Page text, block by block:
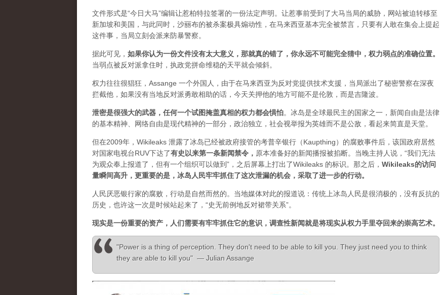
文件形式是“今日大马”编辑让惹柏特拉签署的一份法定声明。让惹事前受到了大马当局的威胁，网站被迫转移至
新加坡和美国，与此同时，沙丽布的被杀案极具煽动性，在马来西亚基本完全被禁言，只要有人敢在集会上提起
这件事，当局立刻会派来防暴警察。
据此可见， 如果你认为一份文件没有太大意义，那就真的错了，你永远不可能完全猜中，权力弱点的准确位置。
当弱点被反对派拿住时，执政党拼命维稳的天平就会倾斜。
权力往往很猖狂，Assange 一个外国人，由于在马来西亚为反对党提供技术支援，当局派出了秘密警察在深夜
拦截他，如果没有当地反对派勇敢相助的话，今天关押他的地方可能不是伦敦，而是吉隆波。
泄密是很强大的武器，任何一个试图掩盖真相的权力都会惧怕。 冰岛是全球最民主的国家之一，新闻自由是法律
的基本精神、网络自由是现代精神的一部分，政治独立，社会视举报为英雄而不是公敌，看起来简直是天堂。
但在2009年，Wikileaks 泄露了冰岛已经被政府接管的考普辛银行（Kaupthing）的腐败事件后，该国政府居然
对国家电视台RUV下达了有史以来第一条新闻禁令 ， 原本准备好的新闻播报被掐断。当晚主持人说，“我们无法
为观众奉上报道了，但有一个组织可以做到”，之后屏幕上打出了Wikileaks 的标识。那之后， Wikileaks的访问
量瞬间高升，更重要的是，冰岛人民牢牢抓住了这次泄漏的机会，采取了进一步的行动。
人民厌恶银行家的腐败，行动是自然而然的。当地媒体对此的报道说：传统上冰岛人民是很消极的，没有反抗的
历史，也许这一次是时候站起来了，“史无前例地反对裙带关系”。
现实是一份重要的资产，人们需要有牢牢抓住它的意识，调查性新闻就是将现实从权力手里夺回来的崇高艺术。
"Power is a thing of perception. They don't need to be able to kill you. They just need you to think
they are able to kill you" — Julian Assange